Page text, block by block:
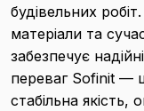
будівельних
матеріали та
забезпечує
переваг Sofinit —
стабільна